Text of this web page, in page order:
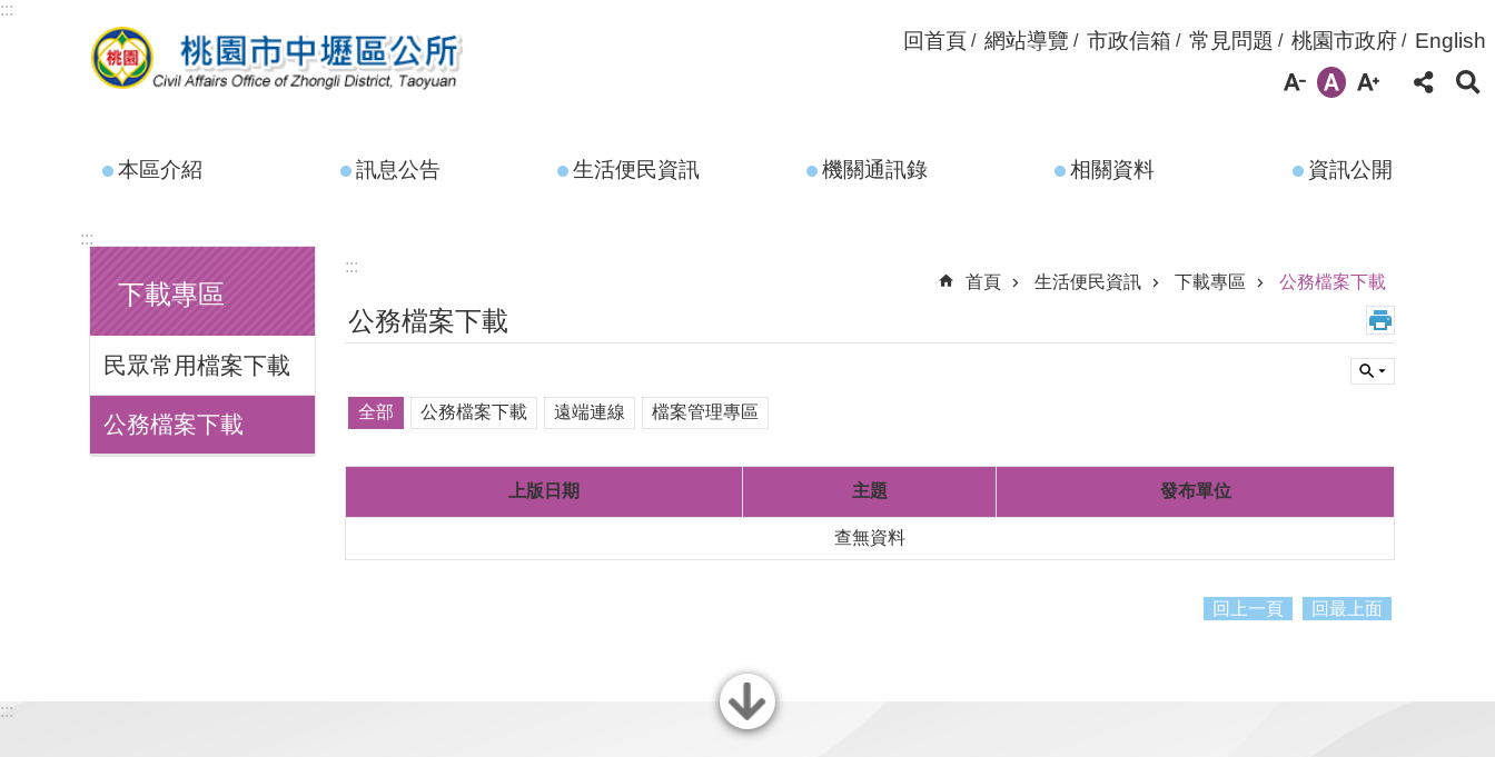
跳到主要內容區塊
:::
回首頁 網站導覽 市政信箱 常見問題 桃園市政府 English
本區介紹 訊息公告 生活便民資訊 機關通訊錄 相關資料 資訊公開
:::
下載專區
民眾常用檔案下載
公務檔案下載
:::
首頁
生活便民資訊 下載專區 公務檔案下載
公務檔案下載
全部 公務檔案下載 遠端連線 檔案管理專區
上版日期 主題 發布單位
查無資料
回上一頁 回最上面
選單
:::